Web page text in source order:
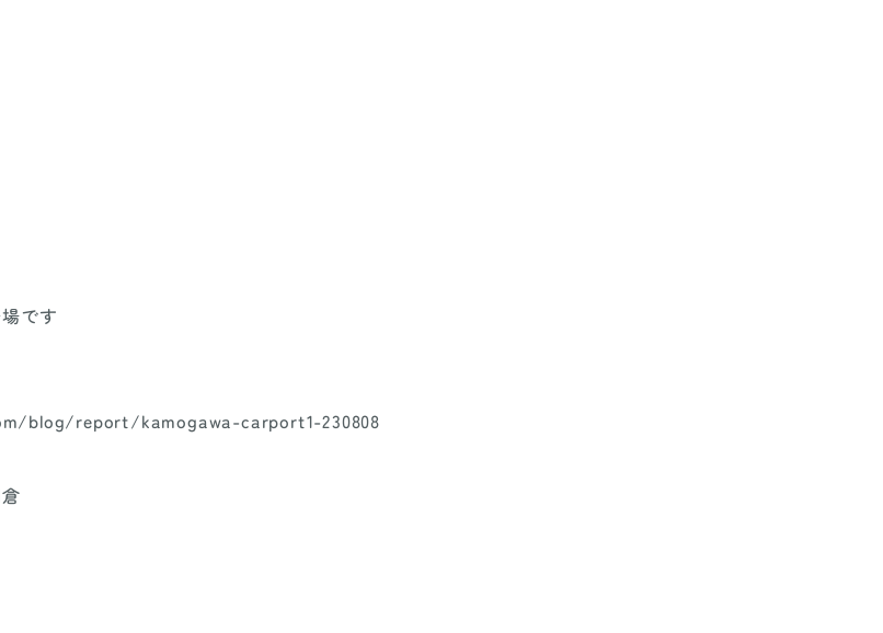
です
blog/report/kamogawa-carport1-230808